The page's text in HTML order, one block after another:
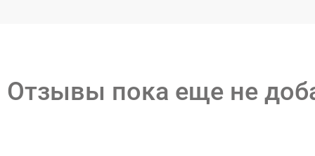
Отзывы пока еще не